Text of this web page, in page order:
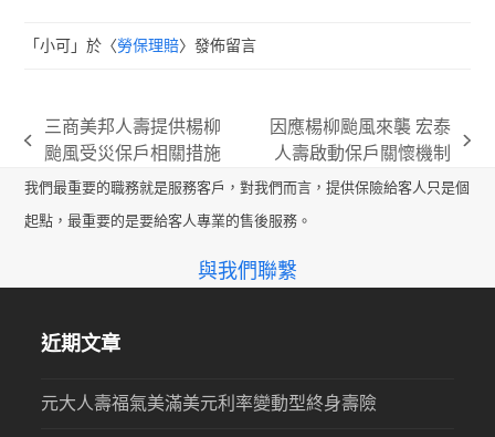
「小可 」於〈勞保理賠〉發佈留言
previous
post:
三商美邦人壽提供楊柳
颱風受災保戶相關措施
next
post:
因應楊柳颱風來襲 宏泰
人壽啟動保戶關懷機制
我們最重要的職務就是服務客戶，對我們而言，提供保險給客人只是個
起點，最重要的是要給客人專業的售後服務。
與我們聯繫
近期文章
元大人壽福氣美滿美元利率變動型終身壽險